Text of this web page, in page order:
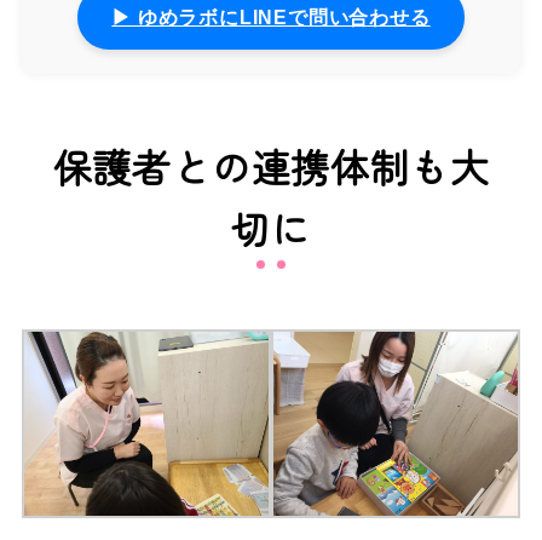
▶ ゆめラボにLINEで問い合わせる
保護者との連携体制も大
切に